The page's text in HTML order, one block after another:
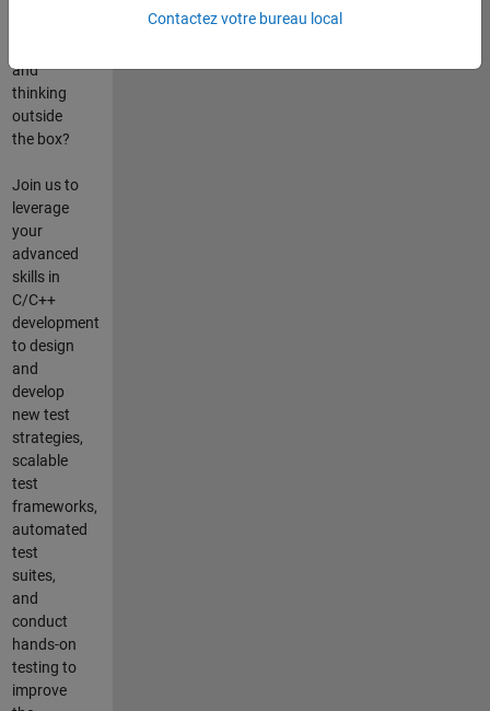
and
thinking
outside
the box?
Join us to
leverage
your
advanced
skills in
C/C++
development
to design
and
develop
new test
strategies,
scalable
test
frameworks,
automated
test
suites,
and
conduct
hands-on
testing to
improve
Contactez votre bureau local